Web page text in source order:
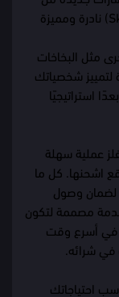
المكافآت الموسمية، والحصول على أزياء (Skins) نادرة ومميزة
مثل البخاخات
لتمييز شخصياتك
استراتيجيًا
عملية سهلة
اشحنها. كل ما
لضمان وصول
مصممة لتكون
في أسرع وقت
شرائه.
احتياجاتك